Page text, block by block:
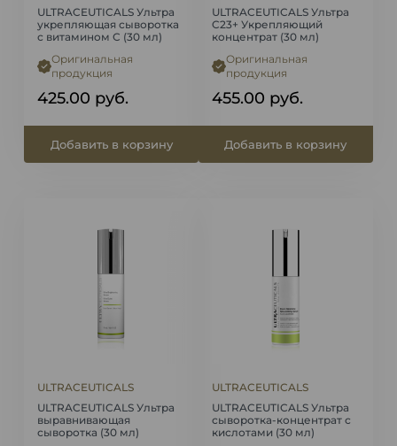
ULTRACEUTICALS Ультра
укрепляющая сыворотка
с витамином С (30 мл)
Оригинальная
продукция
425.00 руб.
Добавить в корзину
ULTRACEUTICALS Ультра
C23+ Укрепляющий
концентрат (30 мл)
Оригинальная
продукция
455.00 руб.
Добавить в корзину
ULTRACEUTICALS
ULTRACEUTICALS Ультра
выравнивающая
сыворотка (30 мл)
ULTRACEUTICALS
ULTRACEUTICALS Ультра
сыворотка-концентрат с
кислотами (30 мл)